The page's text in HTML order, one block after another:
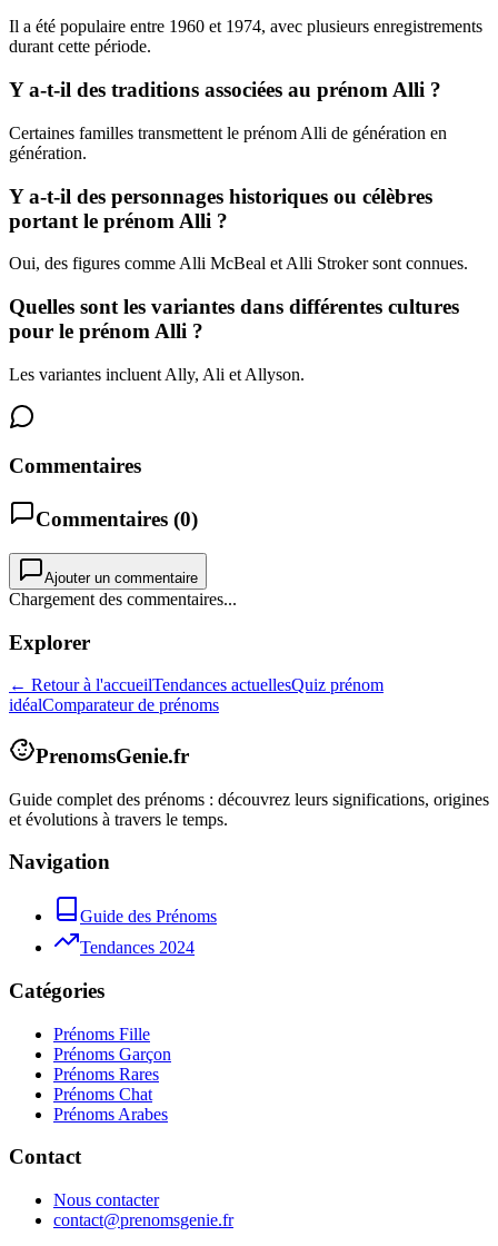
Il a été populaire entre 1960 et 1974, avec plusieurs enregistrements
durant cette période.
Y a-t-il des traditions associées au prénom Alli ?
Certaines familles transmettent le prénom Alli de génération en
génération.
Y a-t-il des personnages historiques ou célèbres
portant le prénom Alli ?
Oui, des figures comme Alli McBeal et Alli Stroker sont connues.
Quelles sont les variantes dans différentes cultures
pour le prénom Alli ?
Les variantes incluent Ally, Ali et Allyson.
Commentaires
Commentaires (0)
Ajouter un commentaire
Chargement des commentaires...
Explorer
← Retour à l'accueilTendances actuellesQuiz prénom
idéalComparateur de prénoms
PrenomsGenie.fr
Guide complet des prénoms : découvrez leurs significations, origines
et évolutions à travers le temps.
Navigation
Guide des Prénoms
Tendances 2024
Catégories
Prénoms Fille
Prénoms Garçon
Prénoms Rares
Prénoms Chat
Prénoms Arabes
Contact
Nous contacter
contact@prenomsgenie.fr